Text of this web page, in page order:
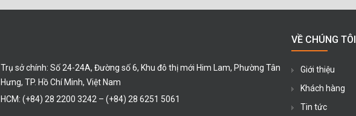
Trụ sở chính: Số 24-24A, Đường số 6, Khu đô thị mới Him Lam, Phường Tân
Hưng, TP. Hồ Chí Minh, Việt Nam
HCM: (+84) 28 2200 3242 – (+84) 28 6251 5061
VỀ CHÚNG TÔI
Giới thiệu
Khách hàng
Tin tức